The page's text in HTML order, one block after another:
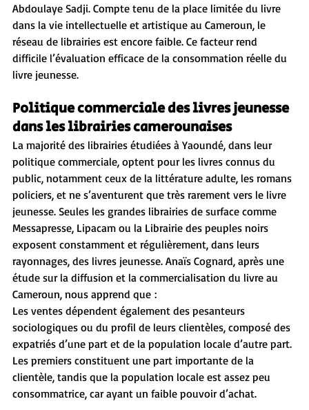
Abdoulaye Sadji. Compte tenu de la place limitée du livre
dans la vie intellectuelle et artistique au Cameroun, le
réseau de librairies est encore faible. Ce facteur rend
difficile l’évaluation efficace de la consommation réelle du
livre jeunesse.
Politique commerciale des livres jeunesse
dans les librairies camerounaises
La majorité des librairies étudiées à Yaoundé, dans leur
politique commerciale, optent pour les livres connus du
public, notamment ceux de la littérature adulte, les romans
policiers, et ne s’aventurent que très rarement vers le livre
jeunesse. Seules les grandes librairies de surface comme
Messapresse, Lipacam ou la Librairie des peuples noirs
exposent constamment et régulièrement, dans leurs
rayonnages, des livres jeunesse. Anaïs Cognard, après une
étude sur la diffusion et la commercialisation du livre au
Cameroun, nous apprend que :
Les ventes dépendent également des pesanteurs
sociologiques ou du profil de leurs clientèles, composé des
expatriés d’une part et de la population locale d’autre part.
Les premiers constituent une part importante de la
clientèle, tandis que la population locale est assez peu
consommatrice, car ayant un faible pouvoir d’achat.